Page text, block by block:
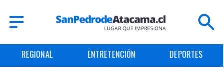
REGIONAL ENTRETENCIÓN DEPORTES